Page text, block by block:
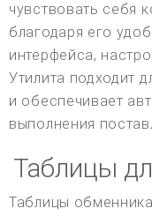
чувствовать себя
благодаря его
интерфейса,
Утилита подходит
и обеспечивает
выполнения
Таблицы
Таблицы